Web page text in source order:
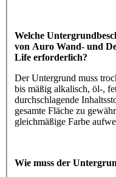
Welche
von Auro Wand- und
Life erforderlich?
Der Untergrund muss
bis mäßig alkalisch, öl-,
durchschlagende
gesamte Fläche zu
gleichmäßige Farbe
Wie muss der